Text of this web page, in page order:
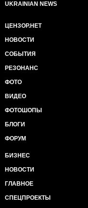
UKRAINIAN NEWS
ЦЕНЗОР.НЕТ
НОВОСТИ
СОБЫТИЯ
РЕЗОНАНС
ФОТО
ВИДЕО
ФОТОШОПЫ
БЛОГИ
ФОРУМ
БИЗНЕС
НОВОСТИ
ГЛАВНОЕ
СПЕЦПРОЕКТЫ